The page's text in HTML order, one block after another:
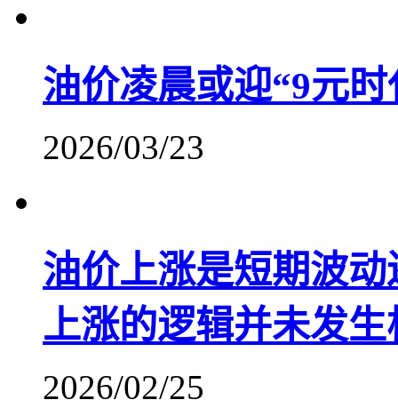
油价凌晨或迎“9元
2026/03/23
油价上涨是短期波
上涨的逻辑并未发
2026/02/25